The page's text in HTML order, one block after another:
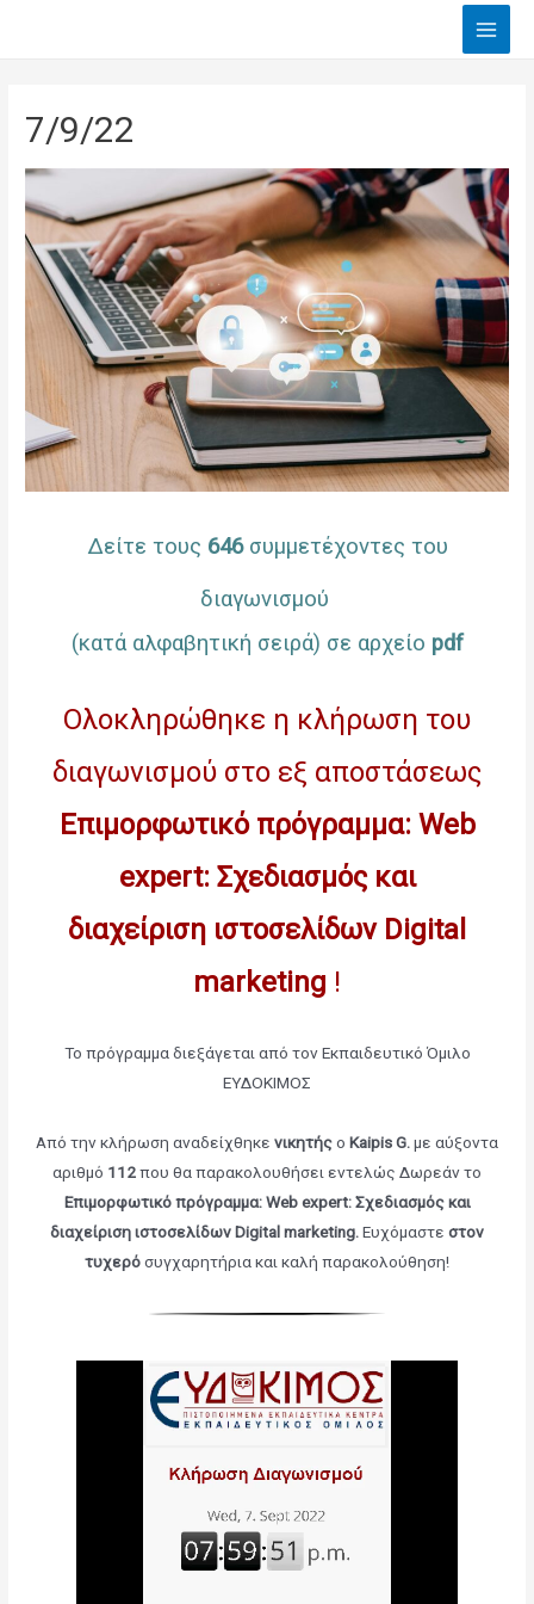
Main
7/9/22
Δείτε τους 646συμμετέχοντες του
διαγωνισμού
(κατά αλφαβητική σειρά) σε αρχείο pdf
Ολοκληρώθηκε η κλήρωση του
διαγωνισμού στο εξ αποστάσεως
Επιμορφωτικό πρόγραμμα: Web
expert: Σχεδιασμός και
διαχείριση ιστοσελίδων ­Digital
marketing !
Το πρόγραμμα διεξάγεται από τον Εκπαιδευτικό Όμιλο
ΕΥΔΟΚΙΜΟΣ
Από την κλήρωση αναδείχθηκε νικητήςο Kaipis G.με αύξοντα
αριθμό 112που θα παρακολουθήσει εντελώς Δωρεάν το
Επιμορφωτικό πρόγραμμα: Web expert: Σχεδιασμός και
διαχείριση ιστοσελίδων­ Digital marketing.Ευχόμαστε στον
τυχερόσυγχαρητήρια και καλή παρακολούθηση!